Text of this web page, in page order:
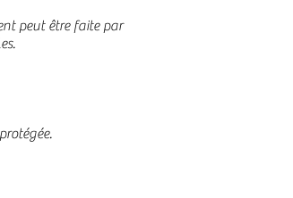
peut être faite par